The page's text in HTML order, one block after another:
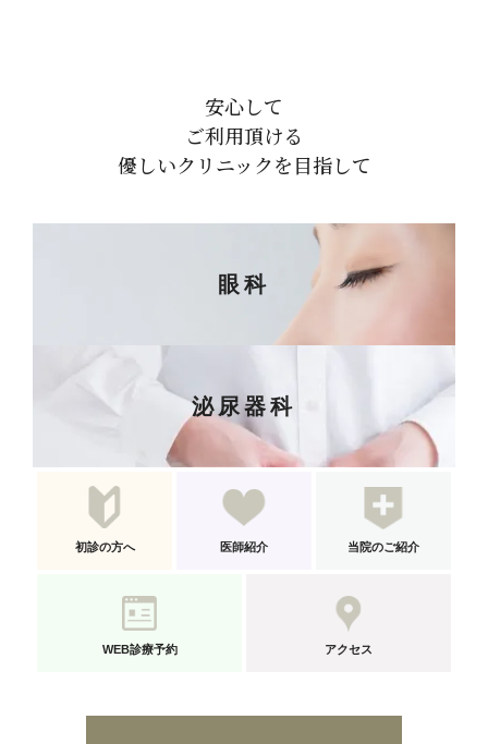
安心して
ご利用頂ける
優しいクリニックを目指して
眼科
泌尿器科
初診の方へ 医師紹介 当院のご紹介
WEB診療予約 アクセス